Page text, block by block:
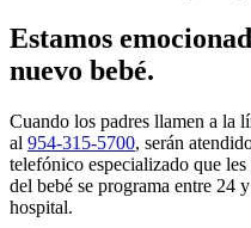
Estamos
nuevo bebé.
Cuando los padres llamen a la
al 954-315-5700, serán
telefónico especializado que
del bebé se programa entre 24
hospital.